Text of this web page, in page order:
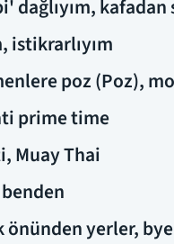
dağlıyım,
istikrarlıyım
poz (Poz),
prime time
Muay Thai
önünden yerler,